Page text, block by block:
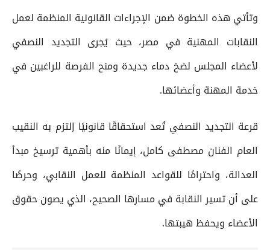
وتأتي هذه الخطوة ضمن الإجراءات القانونية المنظمة لعمل
النقابات المهنية في مصر، حيث يُجرى التجديد النصفي
لأعضاء المجلس لضخ دماء جديدة ومنح الفرصة للراغبين في
خدمة المهنة وأعضائها.
قرعة التجديد النصفي تُعد استحقاقًا قانونيًا إلتزم به النقيب
العام الفنان مصطفى كامل، إيمانًا منه بأهمية ترسيخ مبدأ
العدالة، واحترامًا للقواعد المنظمة للعمل النقابي، وحرصًا
على أن تسير النقابة في مسارها الصحيح، الذي يصون حقوق
الأعضاء ويحفظ هيبتها.